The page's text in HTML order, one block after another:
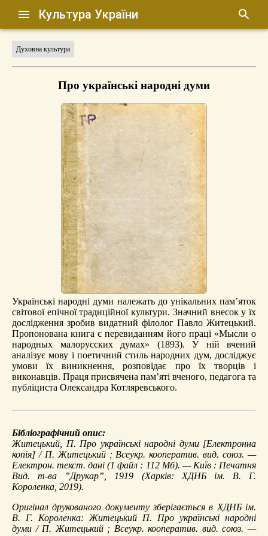
Культура України
Духовна культура
Про українські народні думи
Українські народні думи належать до унікальних пам’яток
світової епічної традиційної культури. Значний внесок у їх
дослідження зробив видатний філолог Павло Житецький.
Пропонована книга є перевиданням його праці «Мысли о
народных малорусских думах» (1893). У ній вчений
аналізує мову і поетичний стиль народних дум, досліджує
умови їх виникнення, розповідає про їх творців і
виконавців. Праця присвячена пам’яті вченого, педагога та
публіциста Олександра Котляревського.
Бібліографічний опис:
Житецький, П. Про українські народні думи[Електронна
копія] / П. Житецький ; Всеукр. кооператив. вид. союз. —
Електрон. текст. дані (1 файл : 112 Мб). — Київ : Печатня
Вид. т-ва ”Друкар”, 1919 (Харків: ХДНБ ім. В. Г.
Короленка, 2019).
Оригінал друкованого документу зберігається в ХДНБ ім.
В. Г. Короленка: Житецький П. Про українські народні
думи / П. Житецький ; Всеукр. кооператив. вид. союз. —